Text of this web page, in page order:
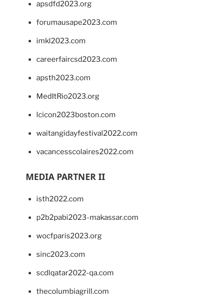
apsdfd2023.org
forumausape2023.com
imkl2023.com
careerfaircsd2023.com
apsth2023.com
MedItRio2023.org
lcicon2023boston.com
waitangidayfestival2022.com
vacancesscolaires2022.com
MEDIA PARTNER II
isth2022.com
p2b2pabi2023-makassar.com
wocfparis2023.org
sinc2023.com
scdlqatar2022-qa.com
thecolumbiagrill.com